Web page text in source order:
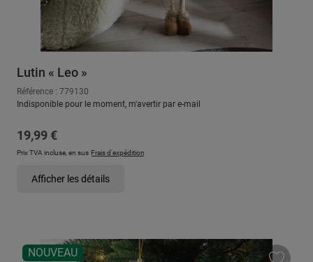
Lutin « Leo »
Référence : 779130
Indisponible pour le moment, m'avertir par e-mail
Prix régulier :
19,99 €
Prix TVA incluse, en sus Frais d'expédition
Afficher les détails
NOUVEAU